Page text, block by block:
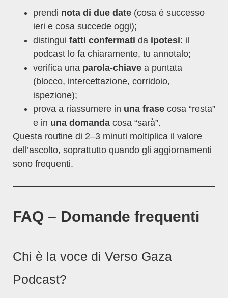
prendi nota di due date (cosa è successo
ieri e cosa succede oggi);
distingui fatti confermati da ipotesi: il
podcast lo fa chiaramente, tu annotalo;
verifica una parola-chiave a puntata
(blocco, intercettazione, corridoio,
ispezione);
prova a riassumere in una frase cosa “resta”
e in una domanda cosa “sarà”.
Questa routine di 2–3 minuti moltiplica il valore
dell’ascolto, soprattutto quando gli aggiornamenti
sono frequenti.
FAQ – Domande frequenti
Chi è la voce di Verso Gaza
Podcast?